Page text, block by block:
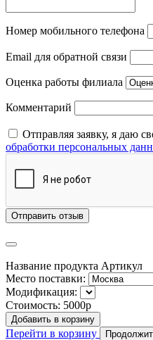
Номер мобильного телефона
Email для обратной связи
Оценка работы филиала
Комментарий
Отправляя заявку, я даю
обработки персональных
Отправить отзыв
Название продукта Артикул
Место поставки:
Модификация:
Стоимость: 5000р
Добавить в корзину
Перейти в корзину